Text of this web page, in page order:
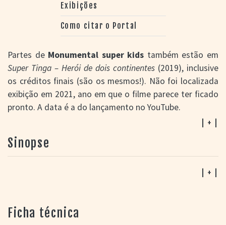
Exibições
Como citar o Portal
Partes de Monumental super kids também estão em
Super Tinga – Herói de dois continentes (2019), inclusive
os créditos finais (são os mesmos!). Não foi localizada
exibição em 2021, ano em que o filme parece ter ficado
pronto. A data é a do lançamento no YouTube.
| + |
Sinopse
| + |
Ficha técnica